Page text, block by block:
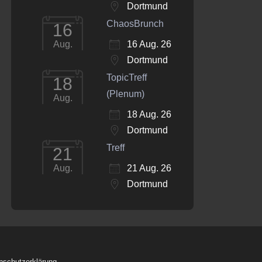
Dortmund
16
Aug.
ChaosBrunch
16 Aug. 26
Dortmund
18
Aug.
TopicTreff
(Plenum)
18 Aug. 26
Dortmund
21
Aug.
Treff
21 Aug. 26
Dortmund